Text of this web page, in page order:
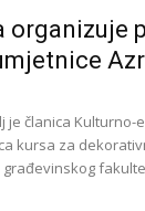
organizuje
je članica Kulturno-
kursa za